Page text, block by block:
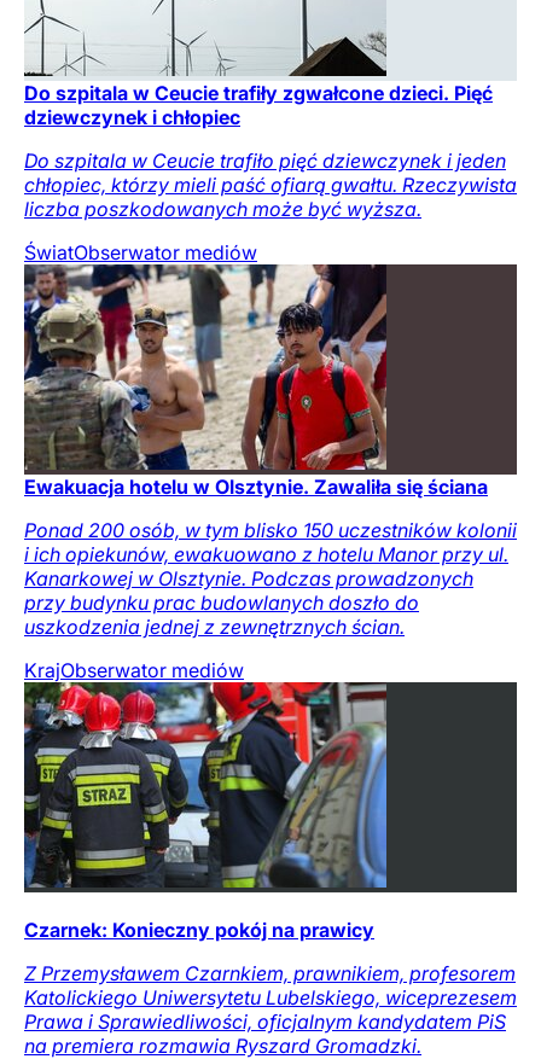
Do szpitala w Ceucie trafiły zgwałcone dzieci. Pięć
dziewczynek i chłopiec
Do szpitala w Ceucie trafiło pięć dziewczynek i jeden
chłopiec, którzy mieli paść ofiarą gwałtu. Rzeczywista
liczba poszkodowanych może być wyższa.
ŚwiatObserwator mediów
Ewakuacja hotelu w Olsztynie. Zawaliła się ściana
Ponad 200 osób, w tym blisko 150 uczestników kolonii
i ich opiekunów, ewakuowano z hotelu Manor przy ul.
Kanarkowej w Olsztynie. Podczas prowadzonych
przy budynku prac budowlanych doszło do
uszkodzenia jednej z zewnętrznych ścian.
KrajObserwator mediów
Czarnek: Konieczny pokój na prawicy
Z Przemysławem Czarnkiem, prawnikiem, profesorem
Katolickiego Uniwersytetu Lubelskiego, wiceprezesem
Prawa i Sprawiedliwości, oficjalnym kandydatem PiS
na premiera rozmawia Ryszard Gromadzki.